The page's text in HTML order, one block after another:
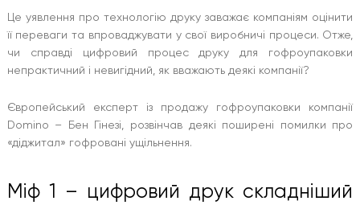
Це уявлення про технологію друку заважає компаніям оцінити
її переваги та впроваджувати у свої виробничі процеси. Отже,
чи справді цифровий процес друку для гофроупаковки
непрактичний і невигідний, як вважають деякі компанії?
Європейський експерт із продажу гофроупаковки компанії
Domino – Бен Гінезі, розвінчав деякі поширені помилки про
«діджитал» гофровані ущільнення.
Міф 1 – цифровий друк складніший